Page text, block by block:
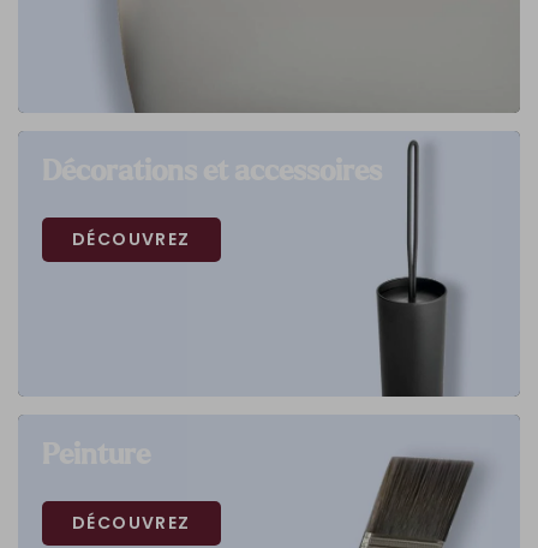
DÉCOUVREZ
DÉCOUVREZ